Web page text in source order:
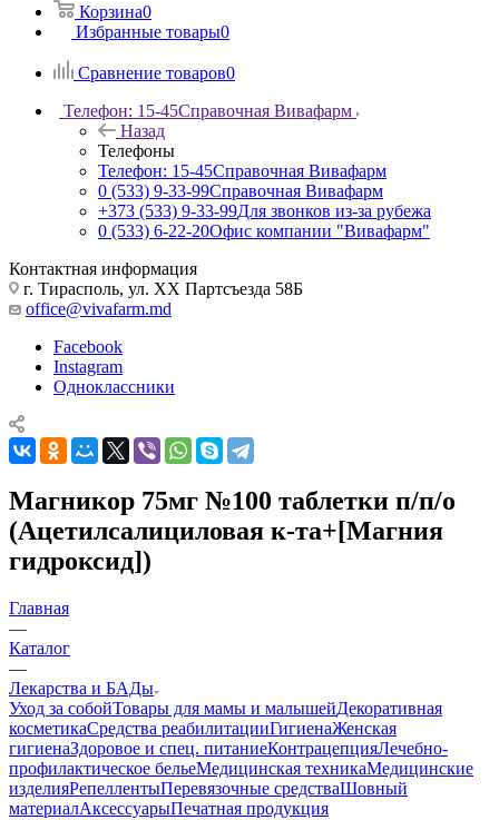
Корзина0
Избранные товары0
Сравнение товаров0
Телефон: 15-45Справочная Вивафарм
Назад
Телефоны
Телефон: 15-45Справочная Вивафарм
0 (533) 9-33-99Справочная Вивафарм
+373 (533) 9-33-99Для звонков из-за рубежа
0 (533) 6-22-20Офис компании "Вивафарм"
Контактная информация
г. Тирасполь, ул. ХХ Партсъезда 58Б
office@vivafarm.md
Facebook
Instagram
Одноклассники
Магникор 75мг №100 таблетки п/п/о
(Ацетилсалициловая к-та+[Магния
гидроксид])
Главная
—
Каталог
—
Лекарства и БАДы
Уход за собойТовары для мамы и малышейДекоративная
косметикаСредства реабилитацииГигиенаЖенская
гигиенаЗдоровое и спец. питаниеКонтрацепцияЛечебно-
профилактическое бельеМедицинская техникаМедицинские
изделияРепеллентыПеревязочные средстваШовный
материалАксессуарыПечатная продукция